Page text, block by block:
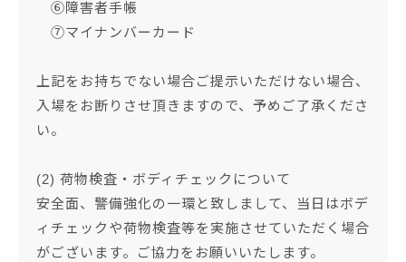
⑥障害者手帳
⑦マイナンバーカード
上記をお持ちでない場合ご提示いただけない場合、
入場をお断りさせ頂きますので、予めご了承くださ
い。
(2) 荷物検査・ボディチェックについて
安全面、警備強化の一環と致しまして、当日はボデ
ィチェックや荷物検査等を実施させていただく場合
がございます。ご協力をお願いいたします。